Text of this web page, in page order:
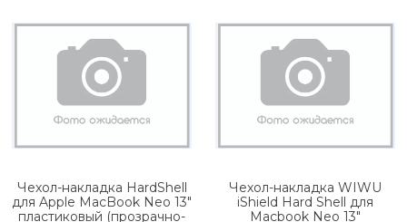
Чехол-накладка HardShell
для Apple MacBook Neo 13"
пластиковый (прозрачно-
Чехол-накладка WIWU
iShield Hard Shell для
Macbook Neo 13"